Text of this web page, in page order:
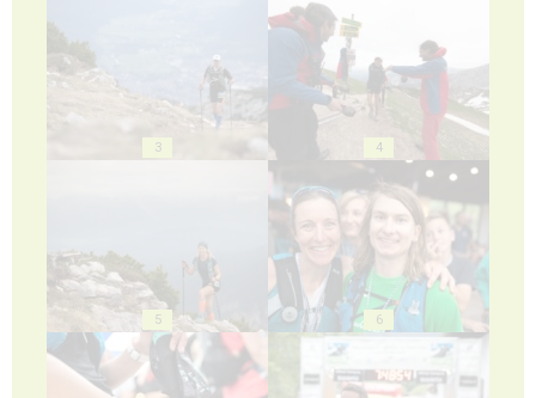
3 4
5 6